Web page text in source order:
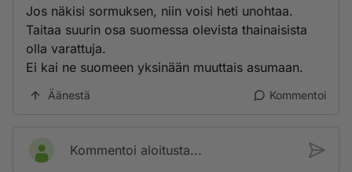
Jos näkisi sormuksen, niin voisi heti unohtaa.
Taitaa suurin osa suomessa olevista thainaisista
olla varattuja.
Ei kai ne suomeen yksinään muuttais asumaan.
Äänestä Kommentoi
Kommentoi aloitusta...